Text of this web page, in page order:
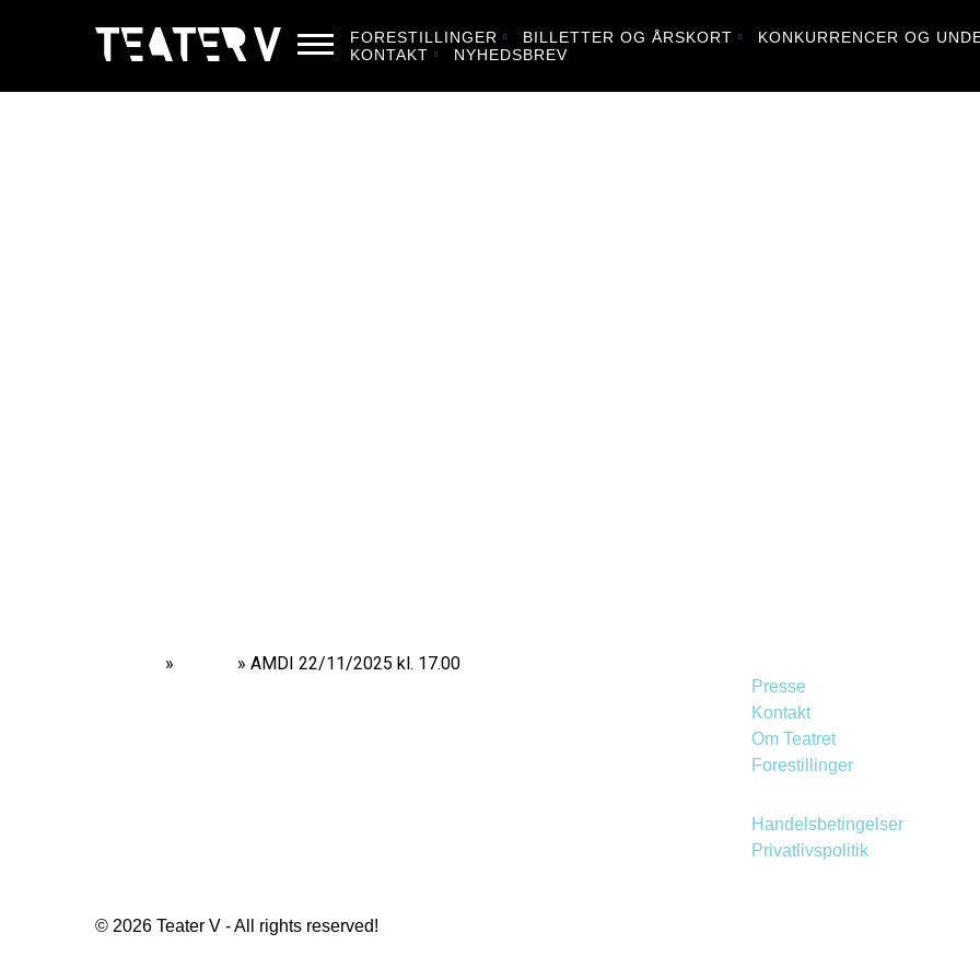
FORESTILLINGER BILLETTER OG ÅRSKORT KONKURRENCER OG
KONTAKT
NYHEDSBREV
» » AMDI 22/11/2025 kl. 17.00
Presse
Kontakt
Om Teatret
Forestillinger
Handelsbetingelser
Privatlivspolitik
© 2026 Teater V - All rights reserved!